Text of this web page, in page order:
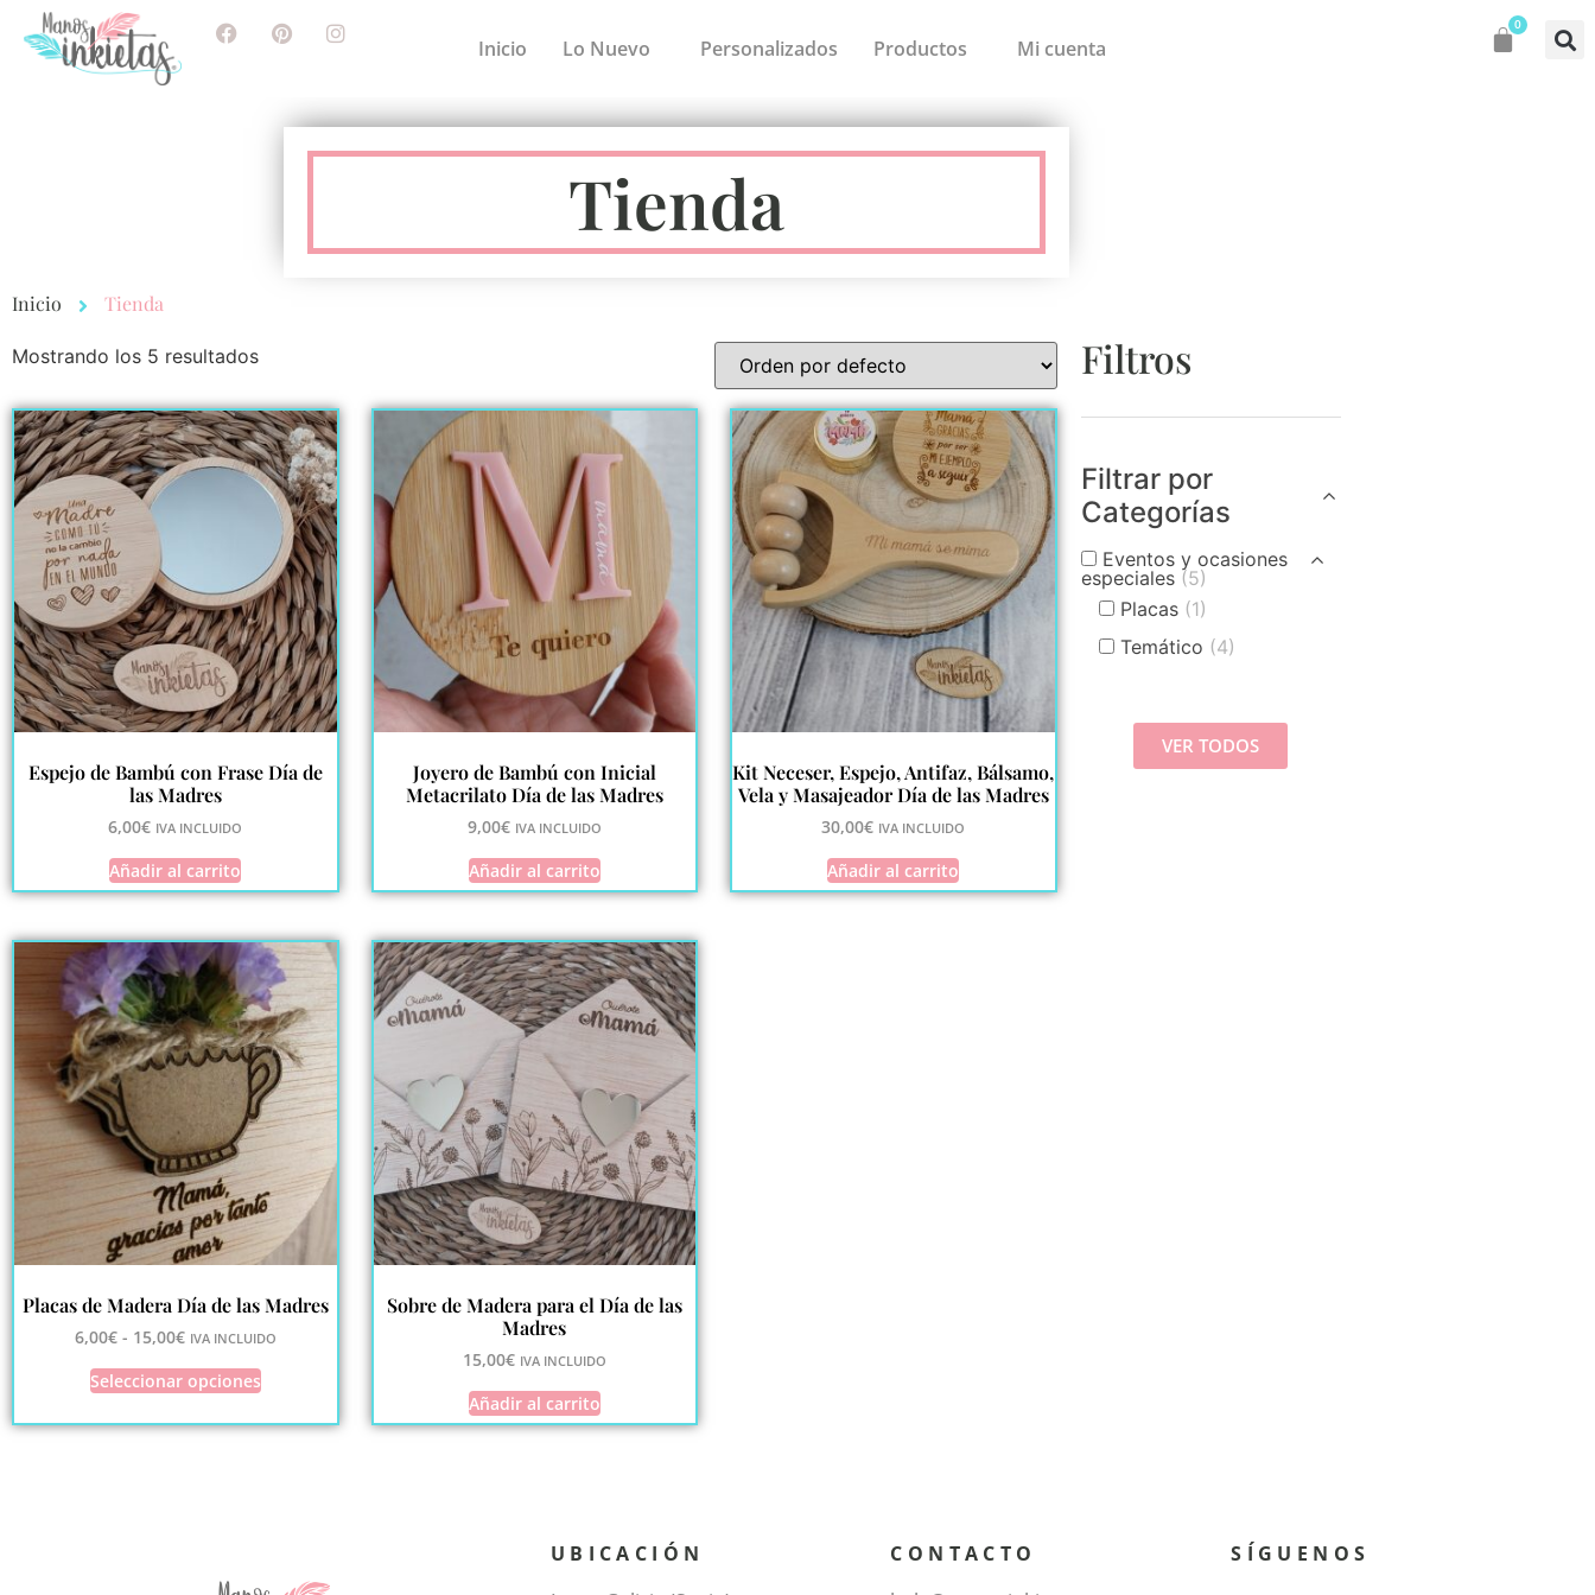
Inicio Lo Nuevo Personalizados Productos Mi cuenta
0
Tienda
Inicio Tienda
Mostrando los 5 resultados
Espejo de Bambú con Frase Día de
las Madres
6,00€ IVA INCLUIDO
Añadir al carrito
Joyero de Bambú con Inicial
Metacrilato Día de las Madres
9,00€ IVA INCLUIDO
Añadir al carrito
Kit Neceser, Espejo, Antifaz, Bálsamo,
Vela y Masajeador Día de las Madres
30,00€ IVA INCLUIDO
Añadir al carrito
Placas de Madera Día de las Madres
6,00€ - 15,00€ IVA INCLUIDO
Seleccionar opciones
Sobre de Madera para el Día de las
Madres
15,00€ IVA INCLUIDO
Añadir al carrito
Filtros
Filtrar por
Categorías
Eventos y ocasiones
especiales (5)
Placas (1)
Temático (4)
VER TODOS
UBICACIÓN
CONTACTO
SÍGUENOS